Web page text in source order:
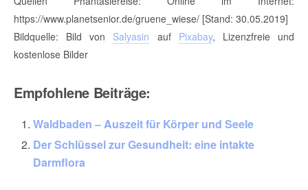
https://www.planetsenior.de/gruene_wiese/ [Stand: 30.05.2019]
Bildquelle: Bild von Salyasin auf Pixabay, Lizenzfreie und
kostenlose Bilder
Empfohlene Beiträge:
Waldbaden – Auszeit für Körper und Seele
Der Schlüssel zur Gesundheit: eine intakte
Darmflora